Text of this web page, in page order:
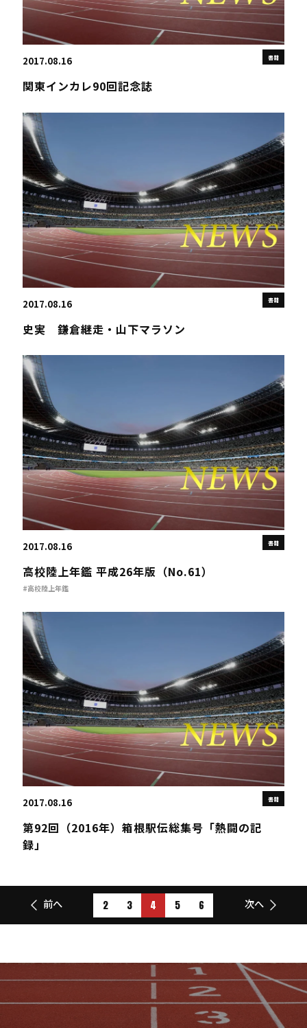
書籍
2017.08.16
関東インカレ90回記念誌
書籍
2017.08.16
史実 鎌倉継走・山下マラソン
書籍
2017.08.16
高校陸上年鑑 平成26年版（No.61）
#高校陸上年鑑
書籍
2017.08.16
第92回（2016年）箱根駅伝総集号「熱闘の記
録」
前へ 2 3 4 5 6 次へ